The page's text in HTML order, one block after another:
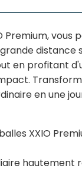
Premium, vous
distance
en profitant
en une
XXIO
hautement